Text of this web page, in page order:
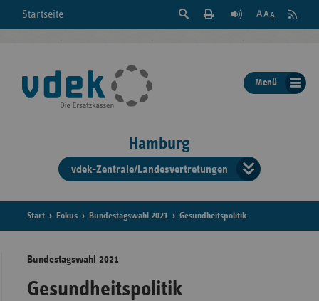
Startseite
Suche
der
Seite
Feed
Menü
Hamburg
vdek-Zentrale/Landesvertretungen
der
Start Fokus Bundestagswahl 2021 Gesundheitspolitik
Bundestagswahl 2021
Gesundheitspolitik